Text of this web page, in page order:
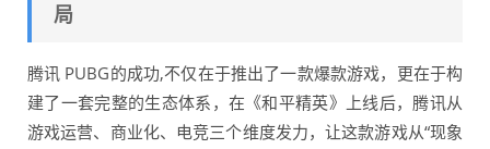
局
腾讯 PUBG的成功,不仅在于推出了一款爆款游戏，更在于构
建了一套完整的生态体系，在《和平精英》上线后，腾讯从
游戏运营、商业化、电竞三个维度发力，让这款游戏从“现象